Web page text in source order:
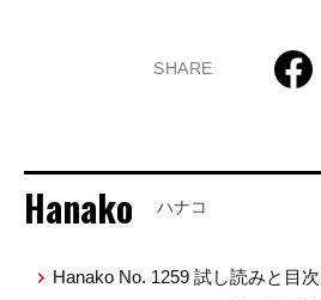
SHARE
Hanako ハナコ
Hanako No. 1259 試し読みと目次